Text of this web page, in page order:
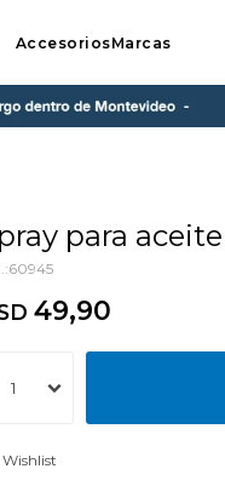
AccesoriosMarcas
para aceite
60945
49,90
1